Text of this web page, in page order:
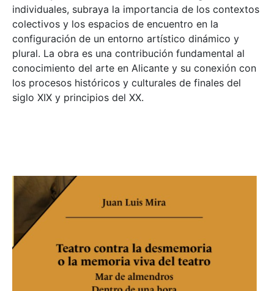
individuales, subraya la importancia de los contextos
colectivos y los espacios de encuentro en la
configuración de un entorno artístico dinámico y
plural. La obra es una contribución fundamental al
conocimiento del arte en Alicante y su conexión con
los procesos históricos y culturales de finales del
siglo XIX y principios del XX.